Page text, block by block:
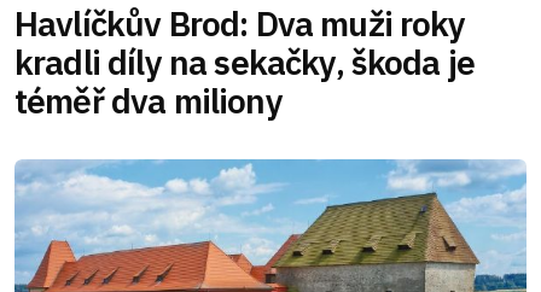
Havlíčkův Brod: Dva muži roky
kradli díly na sekačky, škoda je
téměř dva miliony